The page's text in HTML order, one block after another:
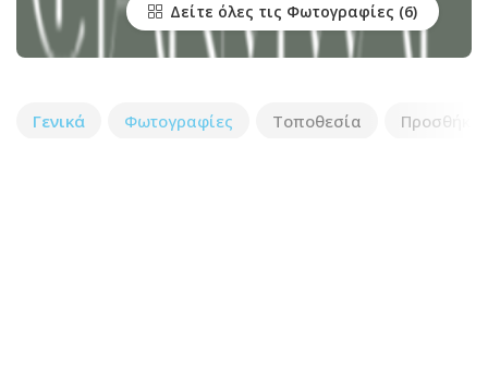
Δείτε όλες τις Φωτογραφίες
Γενικά Φωτογραφίες Τοποθεσία Προσθήκη